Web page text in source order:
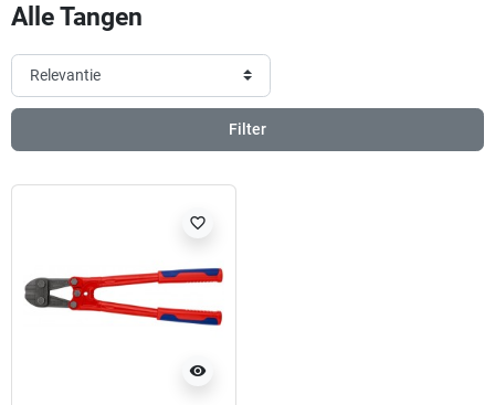
Alle Tangen
Filter
visibility
favorite_border